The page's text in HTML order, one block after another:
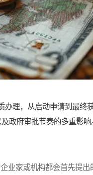
理，从启动申请到最终
政府审批节奏的多重影响
家或机构都会首先提出